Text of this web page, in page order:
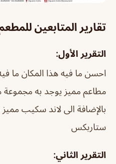
تقارير المتابعين
التقرير الأول:
احسن ما فيه هذا المكان ما
مطاعم مميز يوجد به مجموعة
بالإضافة الى لاند سكيب
ستاربكس
التقرير الثاني: